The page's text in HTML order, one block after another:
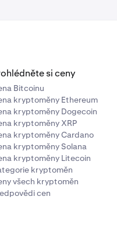
si ceny
Bitcoinu
kryptoměny Ethereum
kryptoměny Dogecoin
kryptoměny XRP
kryptoměny Cardano
kryptoměny Solana
kryptoměny Litecoin
kryptoměn
všech kryptoměn
cen